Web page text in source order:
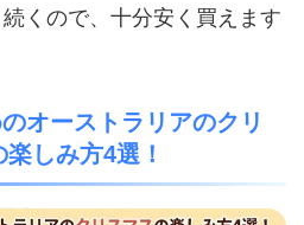
くので、十分安く買えます
オーストラリアのクリ
しみ方4選！